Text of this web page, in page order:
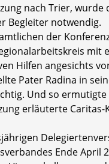
nach Trier,
Begleiter notwendig.
der
mit
Hilfen angesichts
Pater Radina in
Und so
erläuterte
Ende April